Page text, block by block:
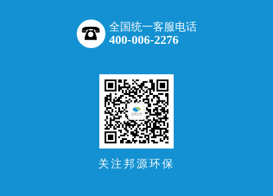
全国统一客服电话
400-006-2276
关注邦源环保